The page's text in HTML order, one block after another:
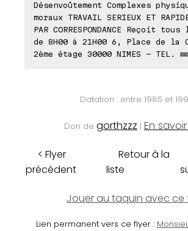
Désenvoûtement Complexes
moraux TRAVAIL SERIEUX ET
PAR CORRESPONDANCE Reçoit
de 8H00 à 21H00 6, Place de la
2ème étage 30000 NIMES - TEL.
Datation : entre 1985 et
Don de gorthzzz | En
< Flyer
précédent
Retour à la
liste
Jouer au taquin avec ce
Lien permanent vers ce flyer :